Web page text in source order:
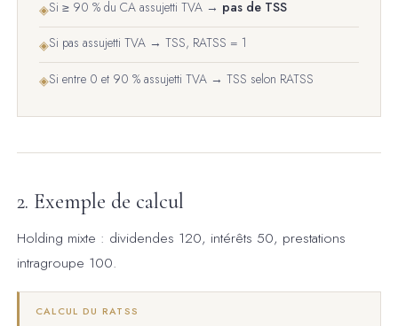
◈Si ≥ 90 % du CA assujetti TVA → pas de TSS
◈Si pas assujetti TVA → TSS, RATSS = 1
◈Si entre 0 et 90 % assujetti TVA → TSS selon RATSS
2. Exemple de calcul
Holding mixte : dividendes 120, intérêts 50, prestations
intragroupe 100.
CALCUL DU RATSS